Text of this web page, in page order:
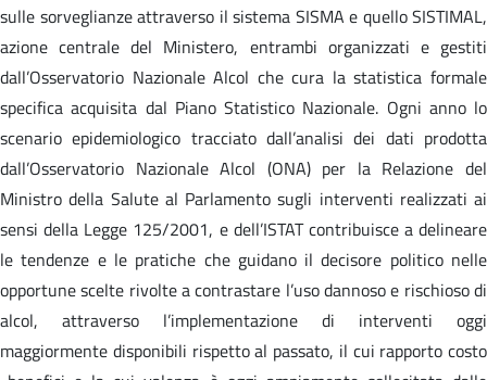
sulle sorveglianze attraverso il sistema SISMA e quello SISTIMAL,
azione centrale del Ministero, entrambi organizzati e gestiti
dall’Osservatorio Nazionale Alcol che cura la statistica formale
specifica acquisita dal Piano Statistico Nazionale. Ogni anno lo
scenario epidemiologico tracciato dall’analisi dei dati prodotta
dall’Osservatorio Nazionale Alcol (ONA) per la Relazione del
Ministro della Salute al Parlamento sugli interventi realizzati ai
sensi della Legge 125/2001, e dell’ISTAT contribuisce a delineare
le tendenze e le pratiche che guidano il decisore politico nelle
opportune scelte rivolte a contrastare l’uso dannoso e rischioso di
alcol, attraverso l’implementazione di interventi oggi
maggiormente disponibili rispetto al passato, il cui rapporto costo